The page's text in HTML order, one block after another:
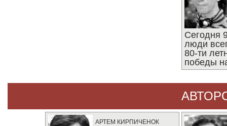
Сегодня
люди
80-ти
победы
АРТЕМ КИРПИЧЕНОК